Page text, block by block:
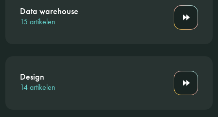
Data warehouse
15 artikelen
Design
14 artikelen